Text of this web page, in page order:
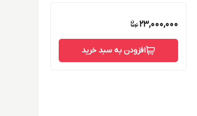
23,000,000
افزودن به سبد خرید